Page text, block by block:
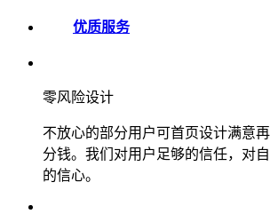
优质服务
零风险设计
不放心的部分用户可首页设计满意
分钱。我们对用户足够的信任，对
的信心。